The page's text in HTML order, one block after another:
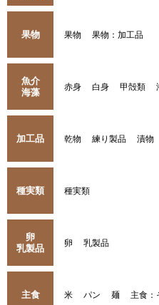
果物 果物 果物：加工品
魚介
海藻
赤身 白身 甲殻類
加工品 乾物 練り製品 漬物
種実類 種実類
卵
乳製品
卵 乳製品
主食 米 パン 麺 主食：